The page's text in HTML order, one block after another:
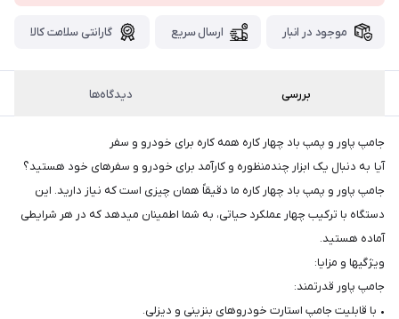
ارسال
کدرهگیریاز
خود،
۴۸
ساعت
کاریپس
از
ثبت
سفارش،واتساپ
پیام
موجود در انبار ارسال سریع گارانتی سلامت کالا
بررسی دیدگاه‌ها
جامپ پاور و پمپ باد چهار کاره همه کاره برای خودرو و سفر
آیا به دنبال یک ابزار چندمنظوره و کارآمد برای خودرو و سفرهای خود هستید؟
جامپ پاور و پمپ باد چهار کاره ما دقیقاً همان چیزی است که نیاز دارید. این
دستگاه با ترکیب چهار عملکرد حیاتی، به شما اطمینان میدهد که در هر شرایطی
آماده هستید.
ویژگیها و مزایا:
جامپ پاور قدرتمند:
• با قابلیت جامپ استارت خودروهای بنزینی و دیزلی.